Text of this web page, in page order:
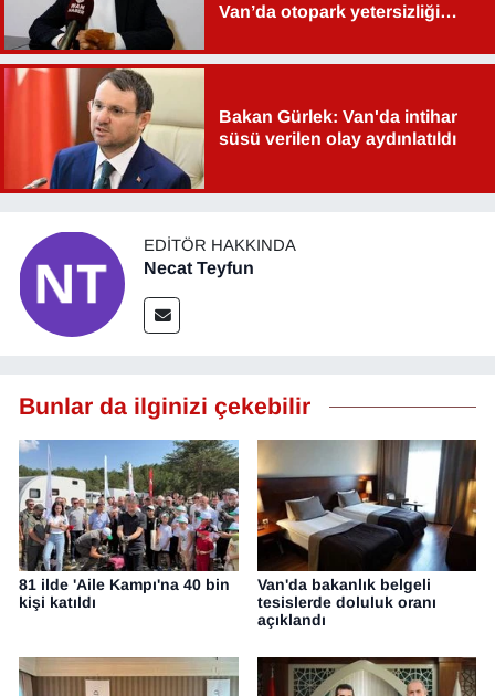
Van’da otopark yetersizliği
Bakan Gürlek: Van'da intihar
süsü verilen olay aydınlatıldı
EDITÖR HAKKINDA
Necat Teyfun
Bunlar da ilginizi çekebilir
81 ilde 'Aile Kampı'na 40 bin
kişi katıldı
Van'da bakanlık belgeli
tesislerde doluluk oranı
açıklandı